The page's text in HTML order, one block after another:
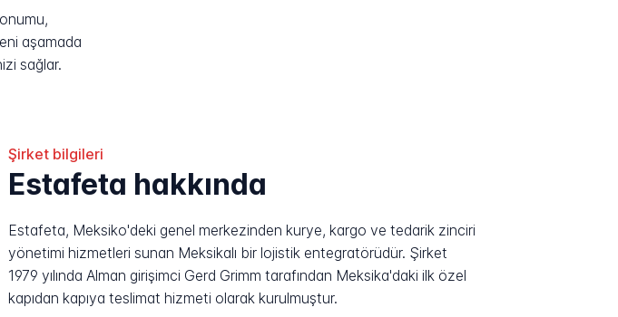
aşamada
sağlar.
Şirket bilgileri
Estafeta hakkında
Estafeta, Meksiko'deki genel merkezinden kurye, kargo ve tedarik zinciri
yönetimi hizmetleri sunan Meksikalı bir lojistik entegratörüdür. Şirket
1979 yılında Alman girişimci Gerd Grimm tarafından Meksika'daki ilk özel
kapıdan kapıya teslimat hizmeti olarak kurulmuştur.